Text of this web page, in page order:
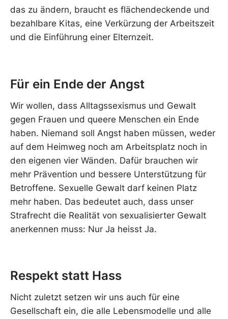
das zu ändern, braucht es flächendeckende und
bezahlbare Kitas, eine Verkürzung der Arbeitszeit
und die Einführung einer Elternzeit.
Für ein Ende der Angst
Wir wollen, dass Alltagssexismus und Gewalt
gegen Frauen und queere Menschen ein Ende
haben. Niemand soll Angst haben müssen, weder
auf dem Heimweg noch am Arbeitsplatz noch in
den eigenen vier Wänden. Dafür brauchen wir
mehr Prävention und bessere Unterstützung für
Betroffene. Sexuelle Gewalt darf keinen Platz
mehr haben. Das bedeutet auch, dass unser
Strafrecht die Realität von sexualisierter Gewalt
anerkennen muss: Nur Ja heisst Ja.
Respekt statt Hass
Nicht zuletzt setzen wir uns auch für eine
Gesellschaft ein, die alle Lebensmodelle und alle